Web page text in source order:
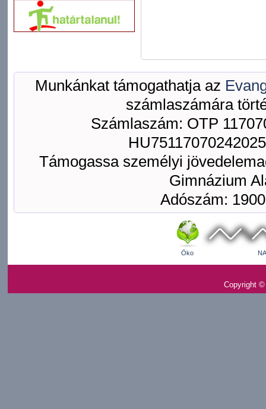
Munkánkat támogathatja az
számlaszámára
Számlaszám: OTP
Támogassa személyi
Gimnázium
Adószám:
Öko
Copyright